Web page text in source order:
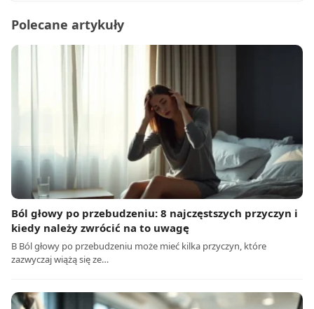
Polecane artykuły
Ból głowy po przebudzeniu: 8 najczęstszych przyczyn i
kiedy należy zwrócić na to uwagę
B Ból głowy po przebudzeniu może mieć kilka przyczyn, które
zazwyczaj wiążą się ze…